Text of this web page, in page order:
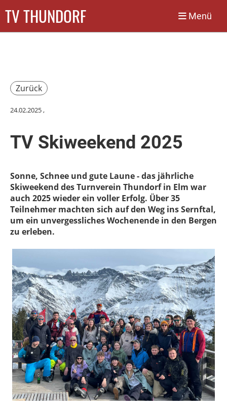
TV THUNDORF Menü
Zurück
24.02.2025,
TV Skiweekend 2025
Sonne, Schnee und gute Laune - das jährliche
Skiweekend des Turnverein Thundorf in Elm war
auch 2025 wieder ein voller Erfolg. Über 35
Teilnehmer machten sich auf den Weg ins Sernftal,
um ein unvergessliches Wochenende in den Bergen
zu erleben.